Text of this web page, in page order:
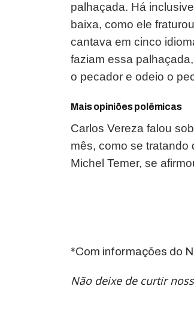
palhaçada. Há
baixa, como ele
cantava em cinco
faziam essa
o pecador e odeio o
Mais opiniões polêmicas
Carlos Vereza falou
mês, como se tratando
Michel Temer, se
*Com informações do
Não deixe de curtir